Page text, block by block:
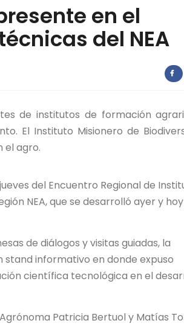
en el
del NEA
de institutos de formación
El Instituto Misionero de
el agro.
del Encuentro Regional de
NEA, que se desarrolló ayer y
de diálogos y visitas guiadas, la
stand informativo en donde expuso
científica tecnológica en el
Patricia Bertuol y Matías